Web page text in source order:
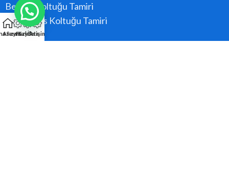
Berber Koltuğu Tamiri
Konferans Koltuğu Tamiri
Sayfa
Arıza Kaydı
Hızlı Ara
İletişim